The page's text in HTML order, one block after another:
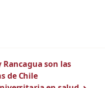
Rancagua son las
de Chile